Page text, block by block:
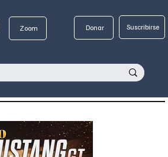
Zoom Donar Suscribirse